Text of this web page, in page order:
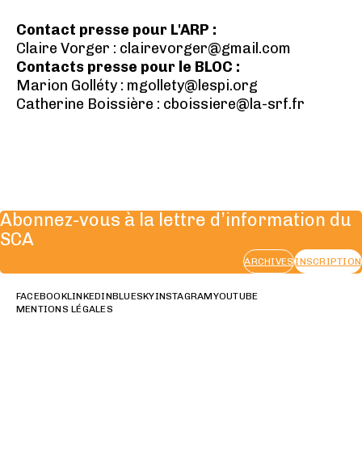
Contact presse pour L'ARP :
Claire Vorger : clairevorger@gmail.com
Contacts presse pour le BLOC :
Marion Golléty : mgollety@lespi.org
Catherine Boissière : cboissiere@la-srf.fr
Abonnez-vous à la lettre d’information du
SCA
ARCHIVESINSCRIPTION
FACEBOOKLINKEDINBLUESKYINSTAGRAMYOUTUBE
MENTIONS LÉGALES